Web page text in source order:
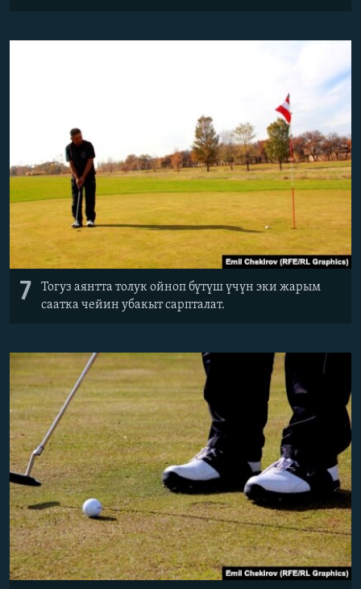
7
Тогуз аянтта толук ойноп бүтүш үчүн эки жарым
саатка чейин убакыт сарпталат.